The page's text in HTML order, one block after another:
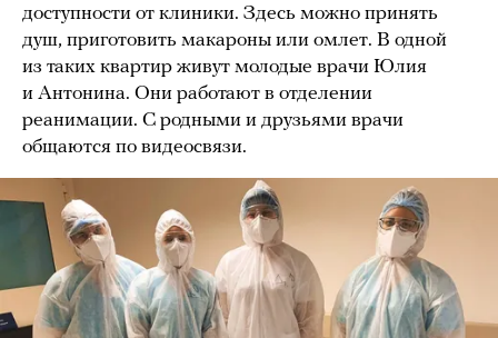
доступности от клиники. Здесь можно принять
душ, приготовить макароны или омлет. В одной
из таких квартир живут молодые врачи Юлия
и Антонина. Они работают в отделении
реанимации. С родными и друзьями врачи
общаются по видеосвязи.